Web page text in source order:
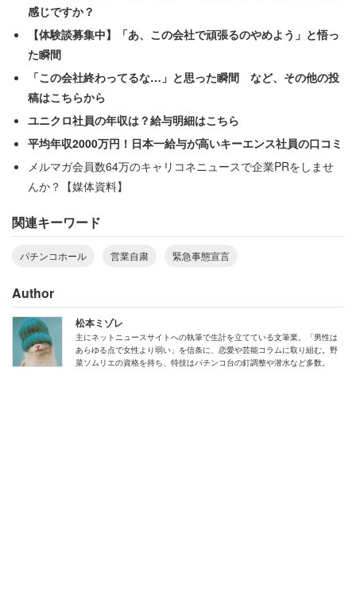
ただ、コロナ禍の真っ只中でやること続きの国、自治体が
果たして反応するかというと微妙なような気がする。この
チンコ業界だけをことさらリカバリーするような動きには
ならないだろう。
「たかが25日の延長！ もうひと踏ん張り乗
り越えよう！」とは行かなそう
僕はこちらのコラムで、全日本遊技事業協同組合連合会
かなか従わなかったことに何度か触れていた。
その後、営業しているだけでネットで叩かれ、大勢のマス
コミ関係者が密集する事態となったので、大多数のパチン
感じですか？
【体験談募集中】「あ、この会社で頑張るのやめよう」と悟っ
た瞬間
「この会社終わってるな…」と思った瞬間 など、その他の投
稿はこちらから
ユニクロ社員の年収は？給与明細はこちら
平均年収2000万円！日本一給与が高いキーエンス社員の口コミ
メルマガ会員数64万のキャリコネニュースで企業PRをしませ
んか？【媒体資料】
関連キーワード
パチンコホール 営業自粛 緊急事態宣言
Author
松本ミゾレ
主にネットニュースサイトへの執筆で生計を立てている文筆業。「男性は
あらゆる点で女性より弱い」を信条に、恋愛や芸能コラムに取り組む。野
菜ソムリエの資格を持ち、特技はパチンコ台の釘調整や潜水など多数。